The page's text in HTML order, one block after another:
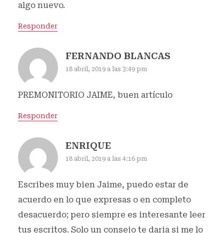
algo nuevo.
Responder
FERNANDO BLANCAS
18 abril, 2019 a las 3:49 pm
PREMONITORIO JAIME, buen artículo
Responder
ENRIQUE
18 abril, 2019 a las 4:16 pm
Escribes muy bien Jaime, puedo estar de
acuerdo en lo que expresas o en completo
desacuerdo; pero siempre es interesante leer
tus escritos. Solo un consejo te daria si me lo